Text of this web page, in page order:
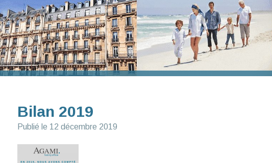
Bilan 2019
Publié le 12 décembre 2019